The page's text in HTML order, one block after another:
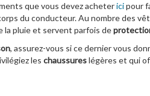
que vous devez achetericipour
du conducteur. Au nombre des
pluie et servent parfois de
, assurez-vous si ce dernier vous
les chaussureslégères et qui